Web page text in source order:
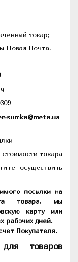
товар;
Новая Почта.
sumka@meta.ua
товара
осуществить
посылки на
товара, мы
карту или
рабочих дней.
Покупателя.
товаров